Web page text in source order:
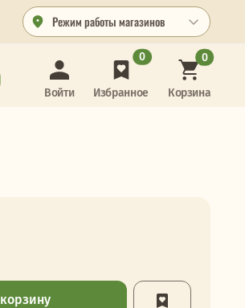
Режим работы магазинов
Войти Избранное
0
Корзина
0